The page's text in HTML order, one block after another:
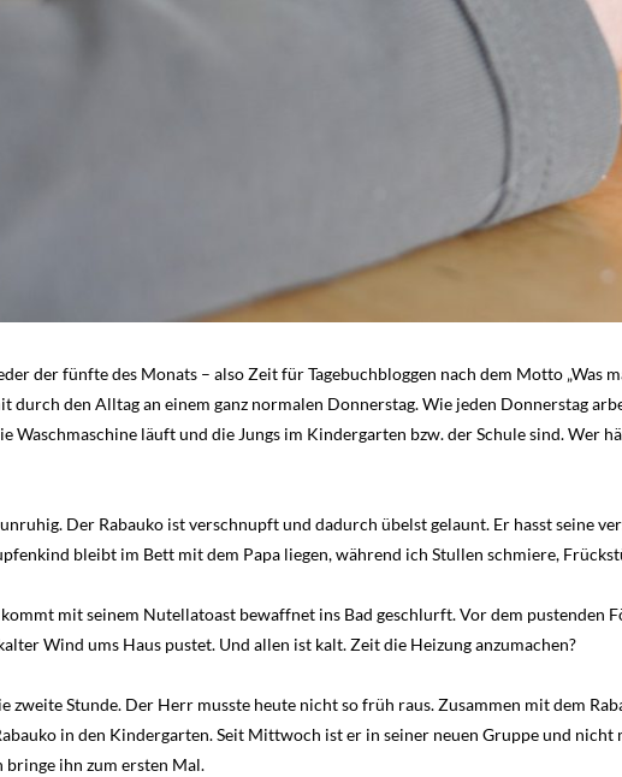
der fünfte des Monats – also Zeit für Tagebuchbloggen nach dem Motto „Was
durch den Alltag an einem ganz normalen Donnerstag. Wie jeden Donnerstag
Waschmaschine läuft und die Jungs im Kindergarten bzw. der Schule sind. Wer
Der Rabauko ist verschnupft und dadurch übelst gelaunt. Er hasst seine
bleibt im Bett mit dem Papa liegen, während ich Stullen schmiere,
mit seinem Nutellatoast bewaffnet ins Bad geschlurft. Vor dem pustenden
Wind ums Haus pustet. Und allen ist kalt. Zeit die Heizung anzumachen?
zweite Stunde. Der Herr musste heute nicht so früh raus. Zusammen mit dem
in den Kindergarten. Seit Mittwoch ist er in seiner neuen Gruppe und nicht
bringe ihn zum ersten Mal.